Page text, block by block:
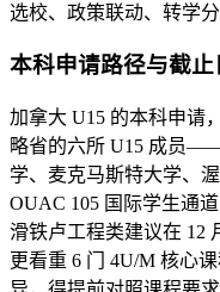
选校、政策联动、转学
本科申请路径与截止
加拿大 U15 的本科申请
略省的六所 U15 成员
学、麦克马斯特大学、
OUAC 105 国际学生通
滑铁卢工程类建议在 12
更看重 6 门 4U/M 核心